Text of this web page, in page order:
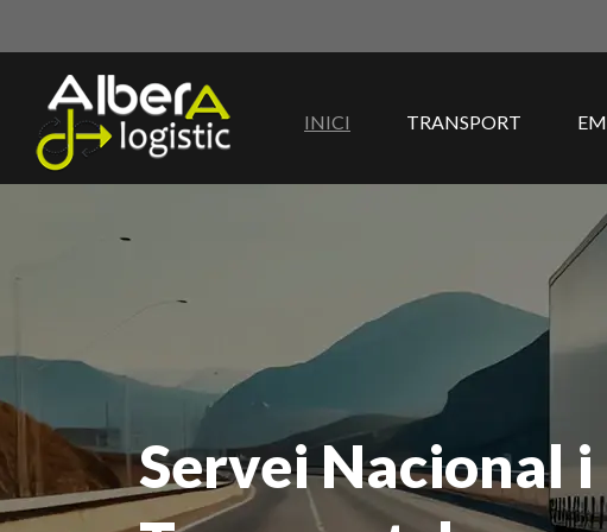
INICI TRANSPORT
Servei Nacional